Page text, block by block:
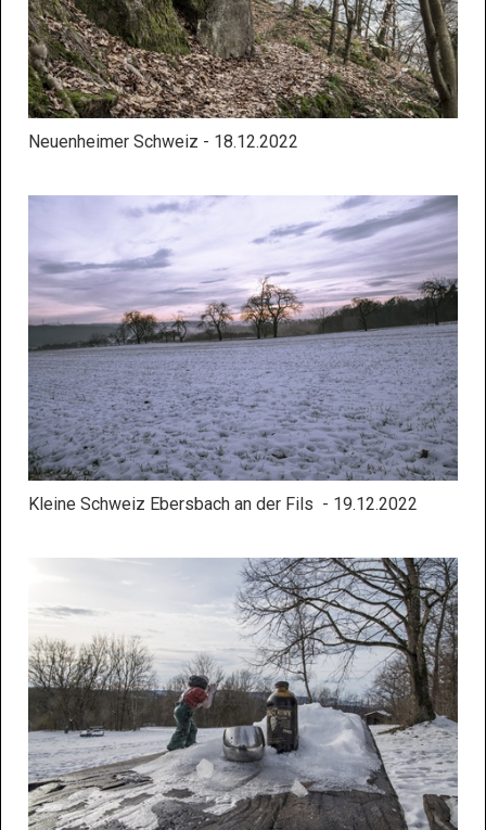
Neuenheimer Schweiz - 18.12.2022
Kleine Schweiz Ebersbach an der Fils - 19.12.2022